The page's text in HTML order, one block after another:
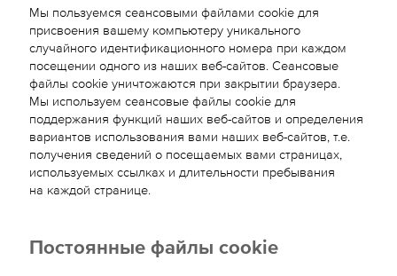
Мы пользуемся сеансовыми файлами cookie для
присвоения вашему компьютеру уникального
случайного идентификационного номера при каждом
посещении одного из наших веб-сайтов. Сеансовые
файлы cookie уничтожаются при закрытии браузера.
Мы используем сеансовые файлы cookie для
поддержания функций наших веб-сайтов и определения
вариантов использования вами наших веб-сайтов, т.е.
получения сведений о посещаемых вами страницах,
используемых ссылках и длительности пребывания
на каждой странице.
Постоянные файлы cookie